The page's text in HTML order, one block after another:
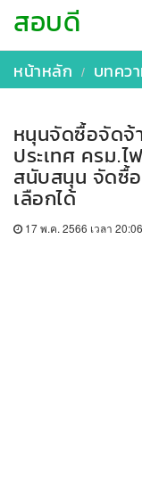
สอบดี
หน้าหลัก บทคว
หนุนจัดซื้อจัดจ้
ประเทศ ครม.
สนับสนุน จัดซื้อ
เลือกได้
17 พ.ค. 2566 เวลา